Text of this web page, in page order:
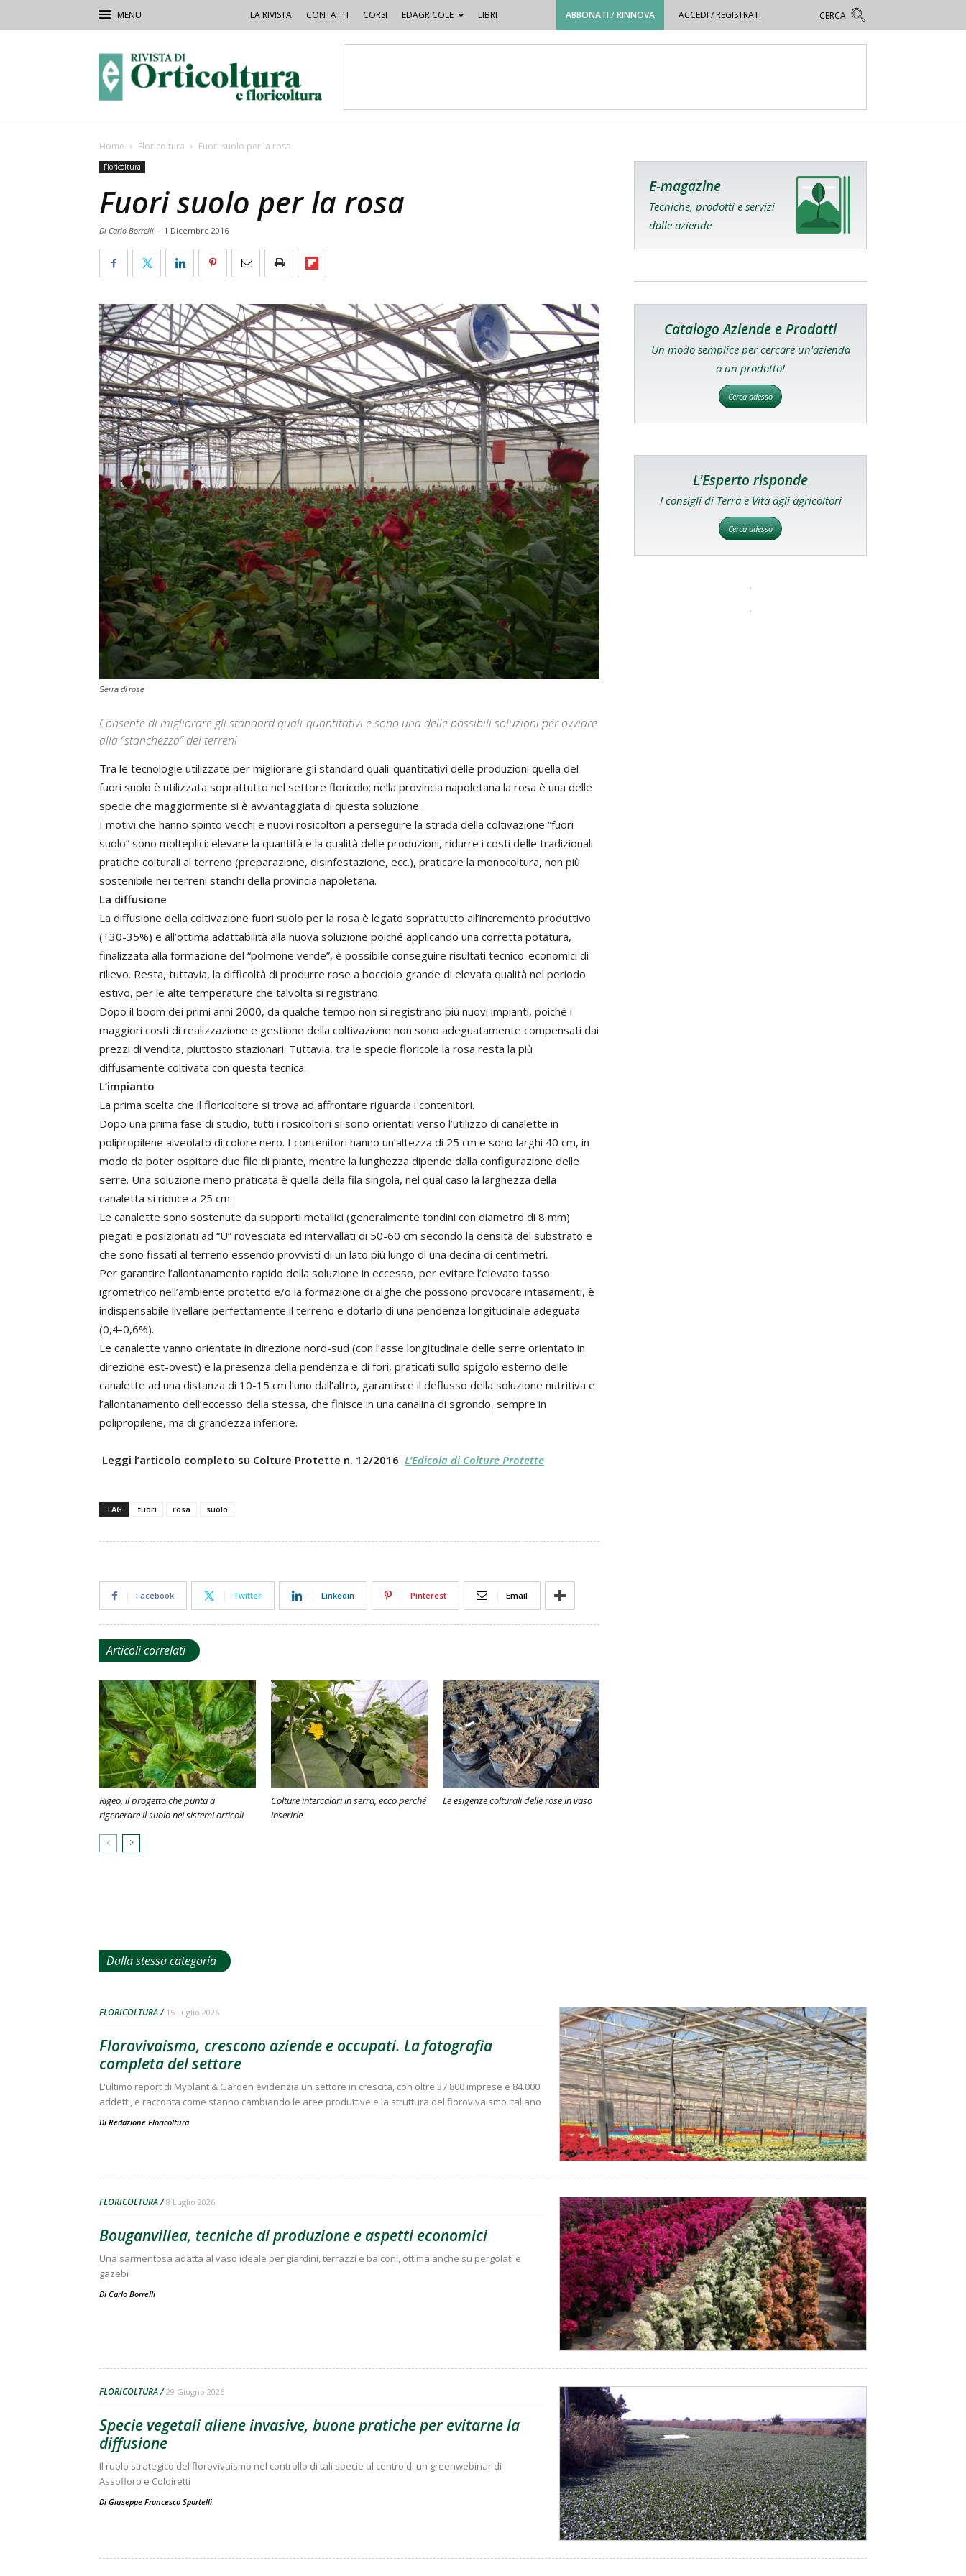
LA RIVISTA CONTATTI CORSI EDAGRICOLE LIBRI ABBONATI / RINNOVA ACCEDI / REGISTRATI
Orticoltura
Home Floricoltura Fuori suolo per la rosa
Floricoltura
Fuori suolo per la rosa
Di Carlo Borrelli - 1 Dicembre 2016
Serra di rose
Consente di migliorare gli standard quali-quantitativi e sono una delle possibili soluzioni per ovviare
alla “stanchezza” dei terreni
Tra le tecnologie utilizzate per migliorare gli standard quali-quantitativi delle produzioni quella del
fuori suolo è utilizzata soprattutto nel settore floricolo; nella provincia napoletana la rosa è una delle
specie che maggiormente si è avvantaggiata di questa soluzione.
I motivi che hanno spinto vecchi e nuovi rosicoltori a perseguire la strada della coltivazione “fuori
suolo” sono molteplici: elevare la quantità e la qualità delle produzioni, ridurre i costi delle tradizionali
pratiche colturali al terreno (preparazione, disinfestazione, ecc.), praticare la monocoltura, non più
sostenibile nei terreni stanchi della provincia napoletana.
La diffusione
La diffusione della coltivazione fuori suolo per la rosa è legato soprattutto all’incremento produttivo
(+30-35%) e all’ottima adattabilità alla nuova soluzione poiché applicando una corretta potatura,
finalizzata alla formazione del “polmone verde”, è possibile conseguire risultati tecnico-economici di
rilievo. Resta, tuttavia, la difficoltà di produrre rose a bocciolo grande di elevata qualità nel periodo
estivo, per le alte temperature che talvolta si registrano.
Dopo il boom dei primi anni 2000, da qualche tempo non si registrano più nuovi impianti, poiché i
maggiori costi di realizzazione e gestione della coltivazione non sono adeguatamente compensati dai
prezzi di vendita, piuttosto stazionari. Tuttavia, tra le specie floricole la rosa resta la più
diffusamente coltivata con questa tecnica.
L’impianto
La prima scelta che il floricoltore si trova ad affrontare riguarda i contenitori.
Dopo una prima fase di studio, tutti i rosicoltori si sono orientati verso l’utilizzo di canalette in
polipropilene alveolato di colore nero. I contenitori hanno un’altezza di 25 cm e sono larghi 40 cm, in
modo da poter ospitare due file di piante, mentre la lunghezza dipende dalla configurazione delle
serre. Una soluzione meno praticata è quella della fila singola, nel qual caso la larghezza della
canaletta si riduce a 25 cm.
Le canalette sono sostenute da supporti metallici (generalmente tondini con diametro di 8 mm)
piegati e posizionati ad “U” rovesciata ed intervallati di 50-60 cm secondo la densità del substrato e
che sono fissati al terreno essendo provvisti di un lato più lungo di una decina di centimetri.
Per garantire l’allontanamento rapido della soluzione in eccesso, per evitare l’elevato tasso
igrometrico nell’ambiente protetto e/o la formazione di alghe che possono provocare intasamenti, è
indispensabile livellare perfettamente il terreno e dotarlo di una pendenza longitudinale adeguata
(0,4-0,6%).
Le canalette vanno orientate in direzione nord-sud (con l’asse longitudinale delle serre orientato in
direzione est-ovest) e la presenza della pendenza e di fori, praticati sullo spigolo esterno delle
canalette ad una distanza di 10-15 cm l’uno dall’altro, garantisce il deflusso della soluzione nutritiva e
l’allontanamento dell’eccesso della stessa, che finisce in una canalina di sgrondo, sempre in
polipropilene, ma di grandezza inferiore.
Leggi l’articolo completo su Colture Protette n. 12/2016 L’Edicola di Colture Protette
TAG fuori rosa suolo
Facebook Twitter Linkedin Pinterest Email
Articoli correlati
Rigeo, il progetto che punta a
rigenerare il suolo nei sistemi orticoli
Colture intercalari in serra, ecco perché
inserirle
Le esigenze colturali delle rose in vaso
E-magazine
Tecniche, prodotti e servizi
dalle aziende
Catalogo Aziende e Prodotti
Un modo semplice per cercare un'azienda
o un prodotto!
Cerca adesso
L'Esperto risponde
I consigli di Terra e Vita agli agricoltori
Cerca adesso
Dalla stessa categoria
FLORICOLTURA 15 Luglio 2026
Florovivaismo, crescono aziende e occupati. La fotografia
completa del settore
L'ultimo report di Myplant & Garden evidenzia un settore in crescita, con oltre 37.800 imprese e 84.000
addetti, e racconta come stanno cambiando le aree produttive e la struttura del florovivaismo italiano
Di Redazione Floricoltura
FLORICOLTURA 8 Luglio 2026
Bouganvillea, tecniche di produzione e aspetti economici
Una sarmentosa adatta al vaso ideale per giardini, terrazzi e balconi, ottima anche su pergolati e
gazebi
Di Carlo Borrelli
FLORICOLTURA 29 Giugno 2026
Specie vegetali aliene invasive, buone pratiche per evitarne la
diffusione
Il ruolo strategico del florovivaismo nel controllo di tali specie al centro di un greenwebinar di
Assofloro e Coldiretti
Di Giuseppe Francesco Sportelli